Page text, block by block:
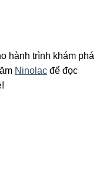
hành trình khám phá
Ninolac để đọc